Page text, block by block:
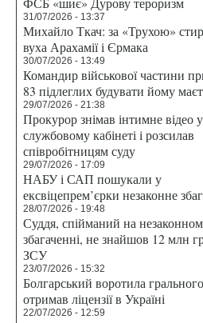
31/07/2026 - 13:37
Михайло Ткач: за «Трухою»
вуха Арахамії і Єрмака
30/07/2026 - 13:49
Командир військової частини
83 підлеглих будувати йому
29/07/2026 - 21:38
Прокурор знімав інтимне відео у
службовому кабінеті і розсилав
співробітницям суду
29/07/2026 - 17:09
НАБУ і САП пошукали у
ексвіцепрем’єрки незаконне
28/07/2026 - 19:48
Суддя, спійманий на
збагаченні, не знайшов 12 млн
ЗСУ
23/07/2026 - 15:32
Болгарський воротила
отримав ліцензії в Україні
22/07/2026 - 12:59